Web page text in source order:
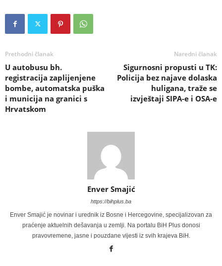
Prethodni članak
U autobusu bh.
registracija zaplijenjene
bombe, automatska puška
i municija na granici s
Hrvatskom
Naredni članak
Sigurnosni propusti u TK:
Policija bez najave dolaska
huligana, traže se
izvještaji SIPA-e i OSA-e
Enver Smajić
https://bihplus.ba
Enver Smajić je novinar i urednik iz Bosne i Hercegovine, specijalizovan za
praćenje aktuelnih dešavanja u zemlji. Na portalu BiH Plus donosi
pravovremene, jasne i pouzdane vijesti iz svih krajeva BiH.